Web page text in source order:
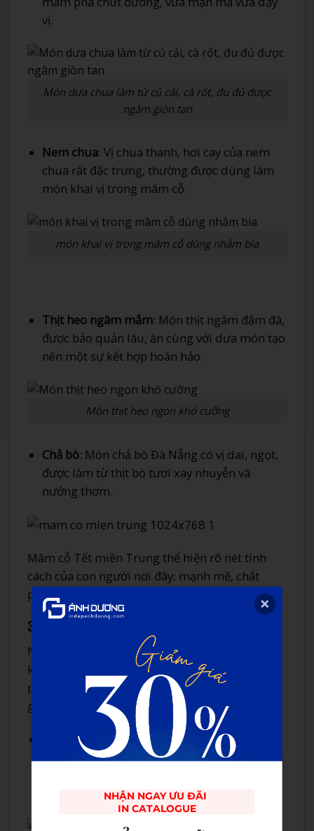
vị.
Món dưa chua làm từ củ cải, cà rốt, đu đủ được
ngâm giòn tan
Nem chua: Vị chua thanh, hơi cay của nem
chua rất đặc trưng, thường được dùng làm
món khai vị trong mâm cỗ.
món khai vị trong mâm cỗ dùng nhắm bia
Thịt heo ngâm mắm: Món thịt ngâm đậm đà,
được bảo quản lâu, ăn cùng với dưa món tạo
nên một sự kết hợp hoàn hảo.
Món thịt heo ngon khó cưỡng
Chả bò: Món chả bò Đà Nẵng có vị dai, ngọt,
được làm từ thịt bò tươi xay nhuyễn và
nướng thơm.
Mâm cỗ Tết miền Trung thể hiện rõ nét tính
cách của con người nơi đây: mạnh mẽ, chất
phác nhưng vẫn đầy tình cảm và sâu sắc.
3. Mâm cỗ Tết miền Nam – Đa dạng và phóng khoáng
Người miền Nam vốn dĩ hào sảng và phóng
khoáng, vì vậy mâm cỗ Tết của họ cũng mang
phong cách đa dạng và tự do hơn, thể hiện sự
giao thoa văn hóa giữa các vùng miền.
Bánh tét lá cẩm : Miền Nam nổi tiếng với
bánh tét lá cẩm tím bắt mắt, thường có nhân
giữa các vị mặn, béo và ngọt.
NHẬN NGAY ƯU ĐÃI
IN CATALOGUE